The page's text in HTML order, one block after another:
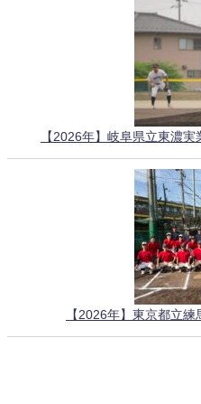
【2026年】岐阜県立東濃
【2026年】東京都立